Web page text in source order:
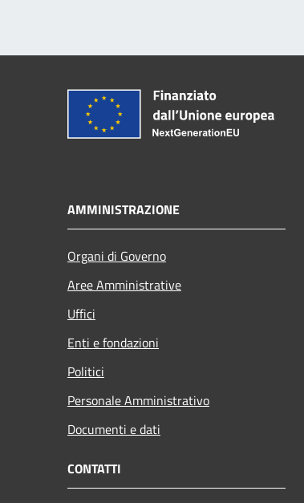
AMMINISTRAZIONE
Organi di Governo
Aree Amministrative
Uffici
Enti e fondazioni
Politici
Personale Amministrativo
Documenti e dati
CONTATTI